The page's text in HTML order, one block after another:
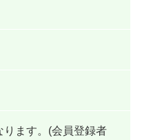
ます。(会員登録者